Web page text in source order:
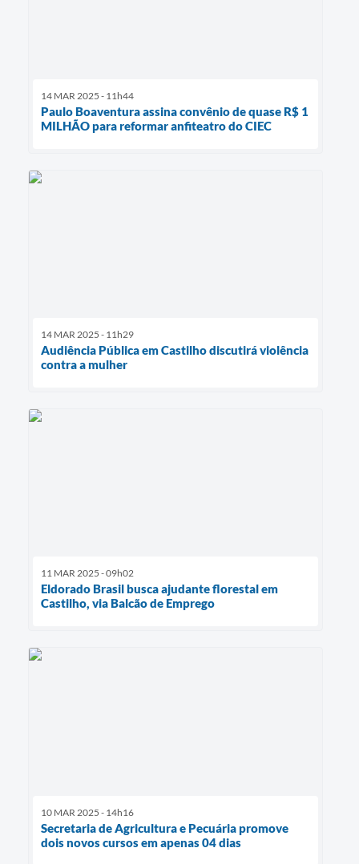
14 MAR 2025 - 11h44
Paulo Boaventura assina convênio de quase R$ 1
MILHÃO para reformar anfiteatro do CIEC
14 MAR 2025 - 11h29
Audiência Pública em Castilho discutirá violência
contra a mulher
11 MAR 2025 - 09h02
Eldorado Brasil busca ajudante florestal em
Castilho, via Balcão de Emprego
10 MAR 2025 - 14h16
Secretaria de Agricultura e Pecuária promove
dois novos cursos em apenas 04 dias